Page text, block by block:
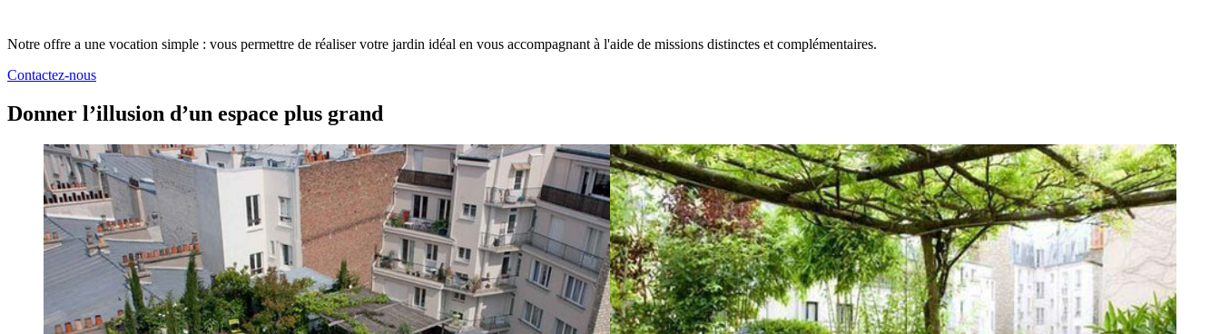
Notre offre a une vocation simple : vous permettre de réaliser votre jardin idéal en vous accompagnant à l'aide de missions distinctes et complémentaires.
Contactez-nous
Donner l’illusion d’un espace plus grand